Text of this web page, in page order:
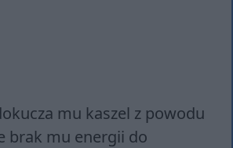
mu kaszel z powodu
brak mu energii do